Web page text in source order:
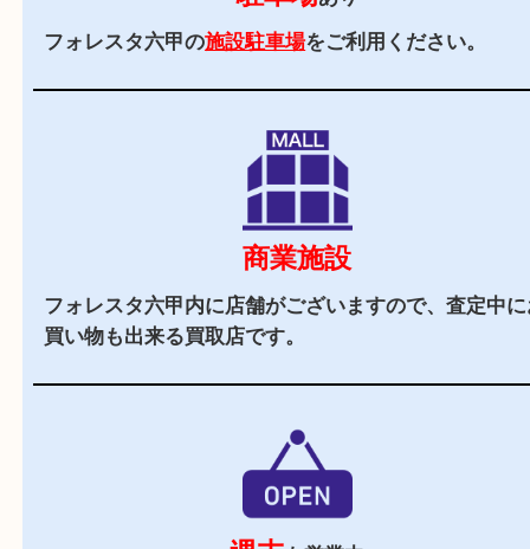
当店の特徴
全国2,000店舗以上
全国展開している買取大吉！初めて買取店をご利
お客様でも安心してご来店いただけます。